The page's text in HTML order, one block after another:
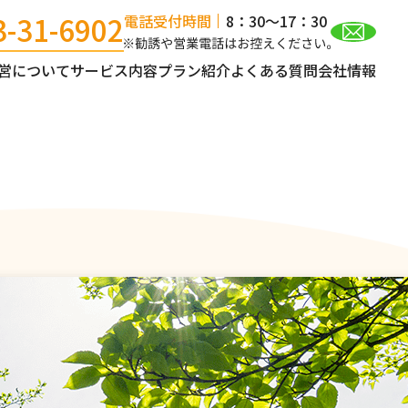
31-6902電話受付時間 8：30～17：30
についてサービス内容プラン紹介よくある質問会社情報